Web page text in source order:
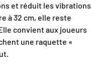
et réduit les vibrations
à 32 cm, elle reste
convient aux joueurs
une raquette «